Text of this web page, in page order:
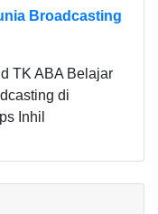
Broadcasting
TK ABA Belajar
di
Inhil